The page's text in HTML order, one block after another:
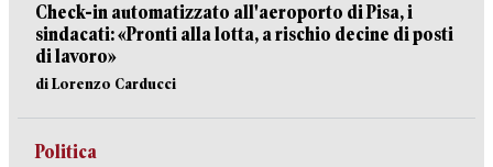
Check-in automatizzato all'aeroporto di Pisa, i
sindacati: «Pronti alla lotta, a rischio decine di posti
di lavoro»
di Lorenzo Carducci
Politica